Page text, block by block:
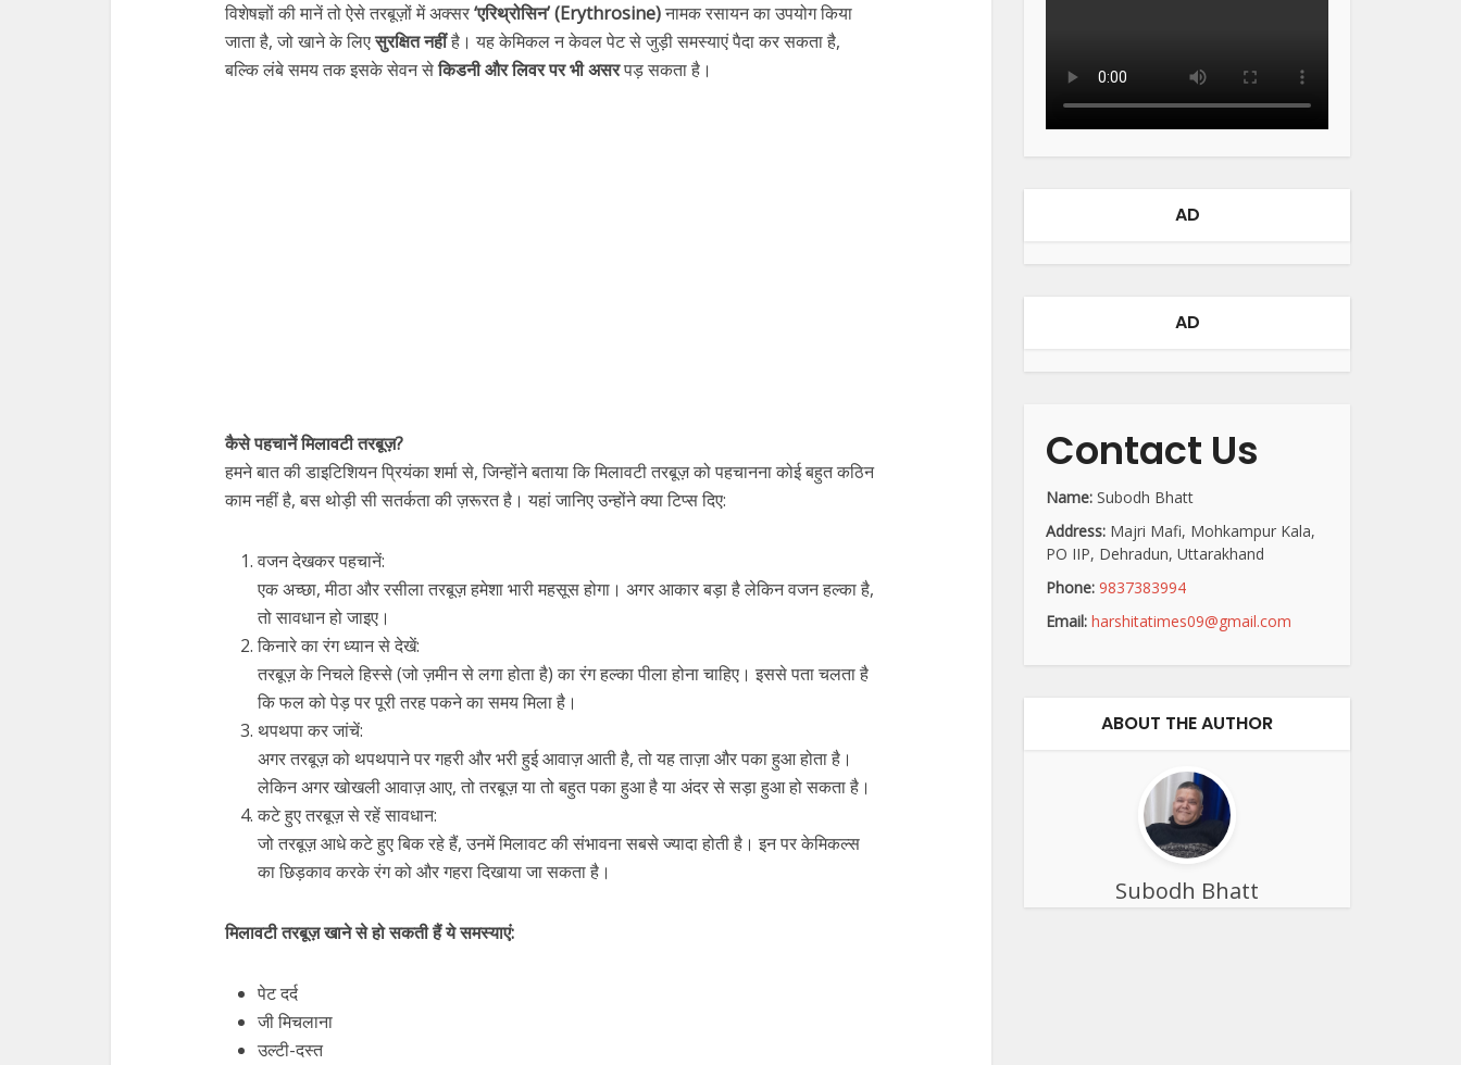
विशेषज्ञों की मानें तो ऐसे तरबूज़ों में अक्सर‘एरिथ्रोसिन’ (Erythrosine)नामक रसायन का उपयोग किया
जाता है, जो खाने के लिएसुरक्षित नहींहै। यह केमिकल न केवल पेट से जुड़ी समस्याएं पैदा कर सकता है,
बल्कि लंबे समय तक इसके सेवन सेकिडनी और लिवर पर भी असरपड़ सकता है।
कैसे पहचानें मिलावटी तरबूज़?
हमने बात की डाइटिशियन प्रियंका शर्मा से, जिन्होंने बताया कि मिलावटी तरबूज़ को पहचानना कोई बहुत कठिन
काम नहीं है, बस थोड़ी सी सतर्कता की ज़रूरत है। यहां जानिए उन्होंने क्या टिप्स दिए:
वजन देखकर पहचानें:
एक अच्छा, मीठा और रसीला तरबूज़ हमेशा भारी महसूस होगा। अगर आकार बड़ा है लेकिन वजन हल्का है,
तो सावधान हो जाइए।
किनारे का रंग ध्यान से देखें:
तरबूज़ के निचले हिस्से (जो ज़मीन से लगा होता है) का रंग हल्का पीला होना चाहिए। इससे पता चलता है
कि फल को पेड़ पर पूरी तरह पकने का समय मिला है।
थपथपा कर जांचें:
अगर तरबूज़ को थपथपाने पर गहरी और भरी हुई आवाज़ आती है, तो यह ताज़ा और पका हुआ होता है।
लेकिन अगर खोखली आवाज़ आए, तो तरबूज़ या तो बहुत पका हुआ है या अंदर से सड़ा हुआ हो सकता है।
कटे हुए तरबूज़ से रहें सावधान:
जो तरबूज़ आधे कटे हुए बिक रहे हैं, उनमें मिलावट की संभावना सबसे ज्यादा होती है। इन पर केमिकल्स
का छिड़काव करके रंग को और गहरा दिखाया जा सकता है।
मिलावटी तरबूज़ खाने से हो सकती हैं ये समस्याएं:
पेट दर्द
जी मिचलाना
उल्टी-दस्त
AD
AD
Contact Us
Name: Subodh Bhatt
Address: Majri Mafi, Mohkampur Kala,
PO IIP, Dehradun, Uttarakhand
Phone: 9837383994
Email: harshitatimes09@gmail.com
ABOUT THE AUTHOR
Subodh Bhatt